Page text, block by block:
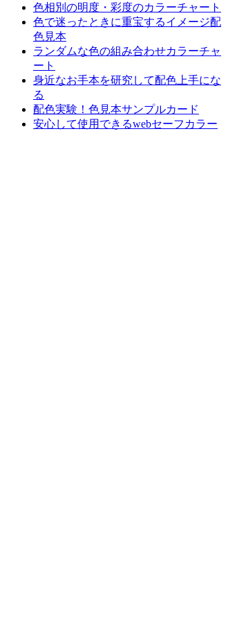
色相別の明度・彩度のカラーチャート
色で迷ったときに重宝するイメージ配
色見本
ランダムな色の組み合わせカラーチャ
ート
身近なお手本を研究して配色上手にな
る
配色実験！色見本サンプルカード
安心して使用できるwebセーフカラー